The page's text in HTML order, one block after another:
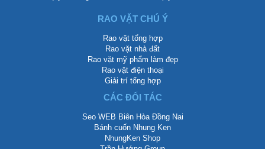
RAO VẶT CHÚ Ý
Rao vặt tổng hợp
Rao vặt nhà đất
Rao vặt mỹ phẩm làm đẹp
Rao vặt điện thoại
Giải trí tổng hợp
CÁC ĐỐI TÁC
Seo WEB Biên Hòa Đồng Nai
Bánh cuốn Nhung Ken
NhungKen Shop